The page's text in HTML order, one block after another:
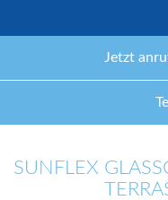
Jetzt
SUNFLEX